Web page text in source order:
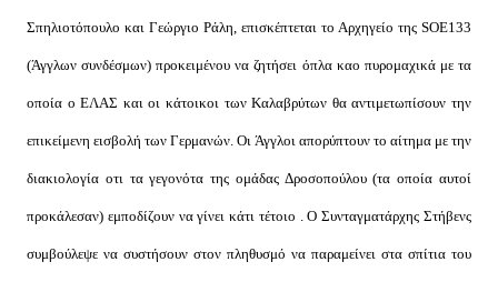
Σπηλιοτόπουλο και Γεώργιο Ράλη, επισκέπτεται το Αρχηγείο της SOE133
(Άγγλων συνδέσμων) προκειμένου να ζητήσει όπλα καο πυρομαχικά με τα
οποία ο ΕΛΑΣ και οι κάτοικοι των Καλαβρύτων θα αντιμετωπίσουν την
επικείμενη εισβολή των Γερμανών. Οι Άγγλοι απορύπτουν το αίτημα με την
διακιολογία οτι τα γεγονότα της ομάδας Δροσοπούλου (τα οποία αυτοί
προκάλεσαν) εμποδίζουν να γίνει κάτι τέτοιο . Ο Συνταγματάρχης Στήβενς
συμβούλεψε να συστήσουν στον πληθυσμό να παραμείνει στα σπίτια του